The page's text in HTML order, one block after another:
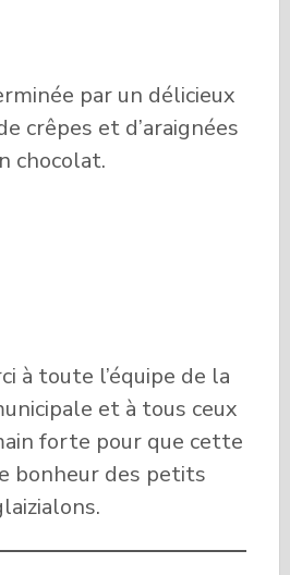
par un délicieux
crêpes et d’araignées
chocolat.
à toute l’équipe de la
et à tous ceux
forte pour que cette
bonheur des petits